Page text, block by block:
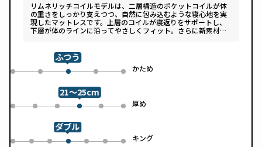
リムネリッチコイルモデルは、二層構造のポケットコイルが体
の重さをしっかり支えつつ、自然に包み込むような寝心地を実
現したマットレスです。上層のコイルが寝返りをサポートし、
下層が体のラインに沿ってやさしくフィット。さらに新素材
ンで、カバーは自宅で洗濯可能。清潔さと快適さの両方を追求
した一枚です。
0 1 2
ふつう
3 かため
4
0 1 2 3
21～25cm
4 厚め
5
0 1 2
ダブル
4 5 キング
6